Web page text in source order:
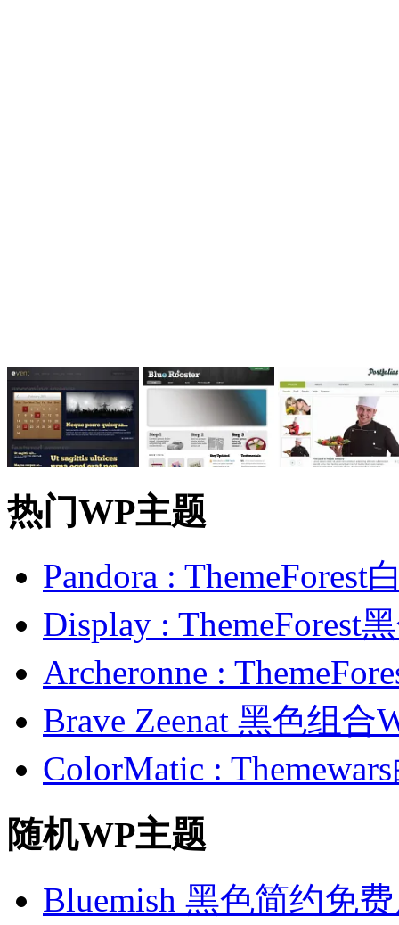
热门WP主题
Pandora : ThemeForest
Display : ThemeForest
Archeronne :
Brave Zeenat 黑色组合
ColorMatic :
随机WP主题
Bluemish 黑色简约免